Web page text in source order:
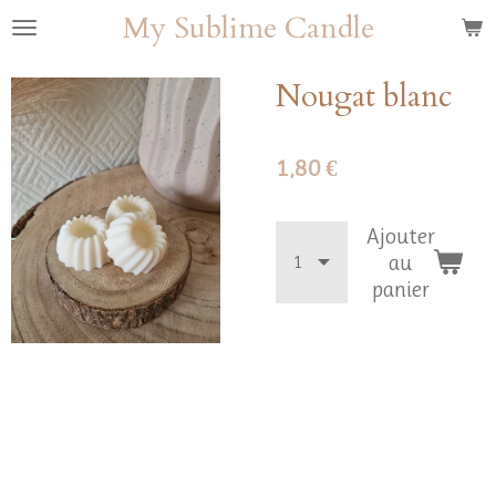
Passer
contenu
principal
My Sublime Candle
Nougat blanc
1,80 €
Ajouter
au
panier